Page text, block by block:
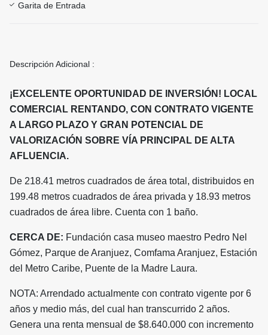
Garita de Entrada
Descripción Adicional :
¡ EXCELENTE OPORTUNIDAD DE INVERSIÓN! LOCAL
COMERCIAL RENTANDO, CON CONTRATO VIGENTE
A LARGO PLAZO Y GRAN POTENCIAL DE
VALORIZACIÓN SOBRE VÍA PRINCIPAL DE ALTA
AFLUENCIA.
De 218.41 metros cuadrados de área total, distribuidos en
199.48 metros cuadrados de área privada y 18.93 metros
cuadrados de área libre. Cuenta con 1 baño.
CERCA DE: Fundación casa museo maestro Pedro Nel
Gómez, Parque de Aranjuez, Comfama Aranjuez, Estación
del Metro Caribe, Puente de la Madre Laura.
NOTA: Arrendado actualmente con contrato vigente por 6
años y medio más, del cual han transcurrido 2 años.
Genera una renta mensual de $8.640.000 con incremento